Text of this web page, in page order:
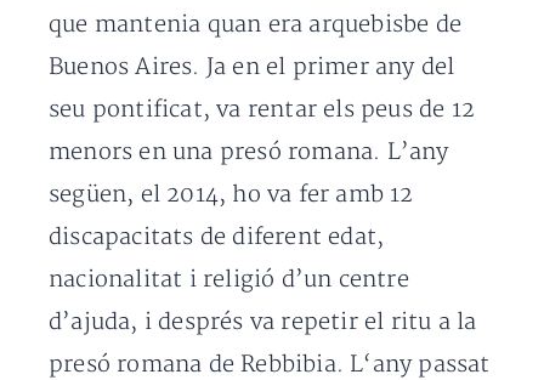
que mantenia quan era arquebisbe de
Buenos Aires. Ja en el primer any del
seu pontificat, va rentar els peus de 12
menors en una presó romana. L’any
següen, el 2014, ho va fer amb 12
discapacitats de diferent edat,
nacionalitat i religió d’un centre
d’ajuda, i després va repetir el ritu a la
presó romana de Rebbibia. L‘any passat